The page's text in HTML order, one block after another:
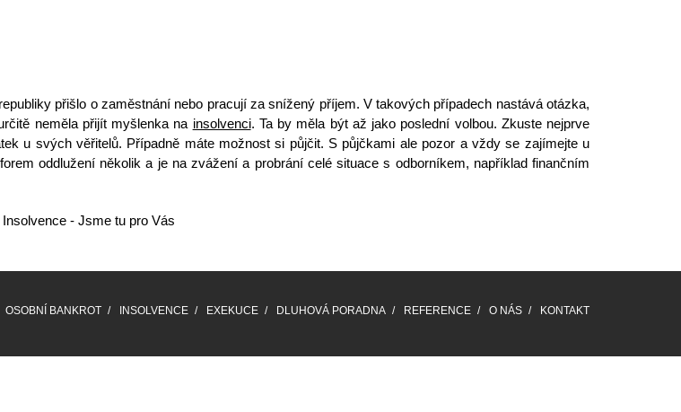
přišlo o zaměstnání nebo pracují za snížený příjem. V takových případech nastává otázka,
neměla přijít myšlenka na insolvenci. Ta by měla být až jako poslední volbou. Zkuste nejprve
u svých věřitelů. Případně máte možnost si půjčit. S půjčkami ale pozor a vždy se zajímejte u
oddlužení několik a je na zvážení a probrání celé situace s odborníkem, například finančním
Insolvence - Jsme tu pro Vás
OSOBNÍ BANKROT INSOLVENCE EXEKUCE DLUHOVÁ PORADNA REFERENCE O NÁS KONTAKT